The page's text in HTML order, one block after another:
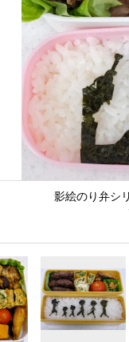
影絵のり弁シ